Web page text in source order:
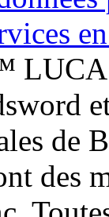
de
des